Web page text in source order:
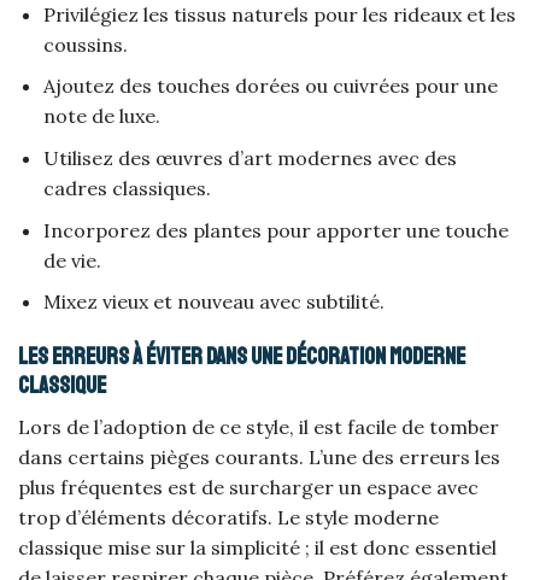
Privilégiez les tissus naturels pour les rideaux et les
coussins.
Ajoutez des touches dorées ou cuivrées pour une
note de luxe.
Utilisez des œuvres d’art modernes avec des
cadres classiques.
Incorporez des plantes pour apporter une touche
de vie.
Mixez vieux et nouveau avec subtilité.
Les erreurs à éviter dans une décoration moderne
classique
Lors de l’adoption de ce style, il est facile de tomber
dans certains pièges courants. L’une des erreurs les
plus fréquentes est de surcharger un espace avec
trop d’éléments décoratifs. Le style moderne
classique mise sur la simplicité ; il est donc essentiel